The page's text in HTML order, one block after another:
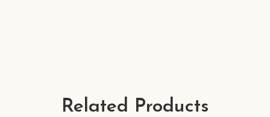
Related Products